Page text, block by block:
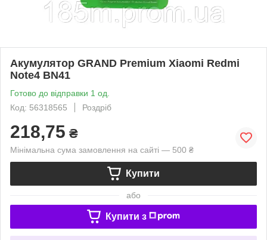
Акумулятор GRAND Premium Xiaomi Redmi
Note4 BN41
Готово до відправки 1 од.
Код: 56318565
Роздріб
218,75 ₴
Мінімальна сума замовлення на сайті — 500 ₴
Купити
або
Купити з